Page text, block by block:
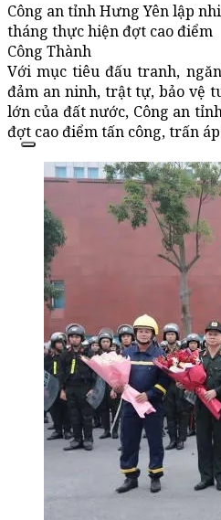
Công an tỉnh Hưng Yên lập
tháng thực hiện đợt cao điểm
Công Thành
Với mục tiêu đấu tranh,
đảm an ninh, trật tự, bảo vệ
lớn của đất nước, Công an
đợt cao điểm tấn công, trấn